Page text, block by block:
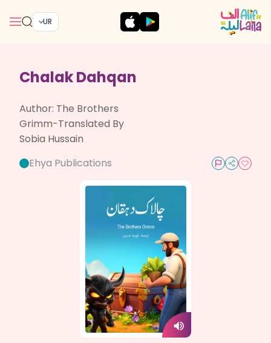
UR
Chalak Dahqan
Author: The Brothers
Grimm-Translated By
Sobia Hussain
Ehya Publications